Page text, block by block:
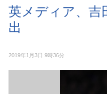
英メディア、吉
出
2019年1月3日 9時36分